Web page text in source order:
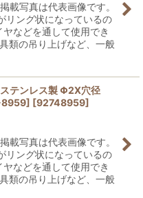
載写真は代表画像です。
リング状になっているの
などを通して使用でき
類の吊り上げなど、一般
テンレス製 Φ2X穴径
[92748959]
載写真は代表画像です。
リング状になっているの
などを通して使用でき
類の吊り上げなど、一般